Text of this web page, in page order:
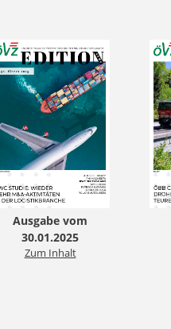
Ausgabe vom
30.01.2025
Zum Inhalt